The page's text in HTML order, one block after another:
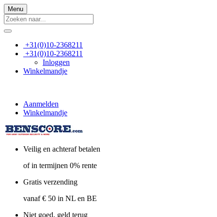
Menu
+31(0)10-2368211
+31(0)10-2368211
Inloggen
Winkelmandje
Aanmelden
Winkelmandje
Veilig en achteraf betalen
of in termijnen 0% rente
Gratis verzending
vanaf € 50 in NL en BE
Niet goed, geld terug